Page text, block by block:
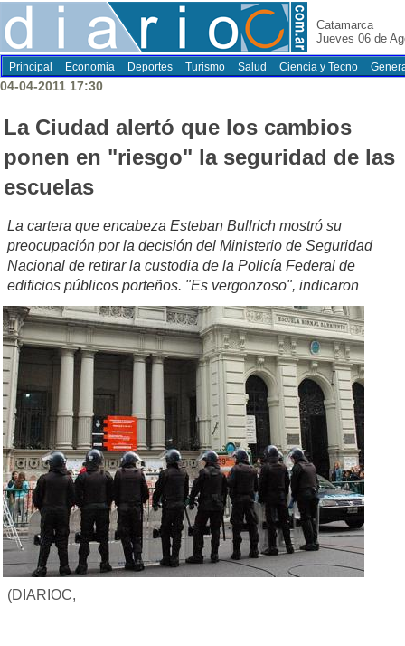
Catamarca
Jueves 06 de
Principal Economia Deportes Turismo Salud Ciencia y Tecno
04-04-2011 17:30
La Ciudad alertó que los cambios
ponen en "riesgo" la seguridad de las
escuelas
La cartera que encabeza Esteban Bullrich mostró su
preocupación por la decisión del Ministerio de Seguridad
Nacional de retirar la custodia de la Policía Federal de
edificios públicos porteños. "Es vergonzoso", indicaron
(DIARIOC,